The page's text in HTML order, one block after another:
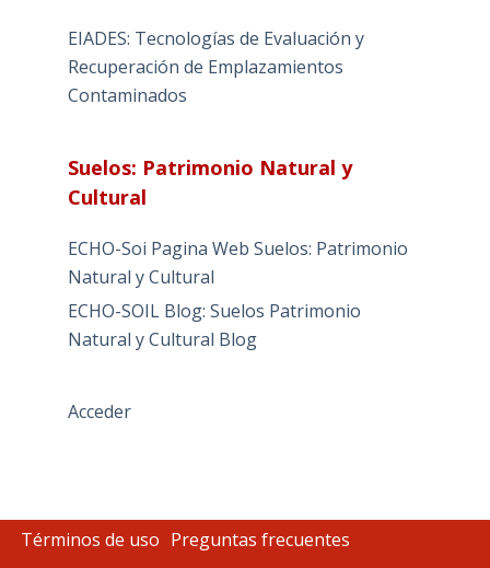
EIADES: Tecnologías de Evaluación y
Recuperación de Emplazamientos
Contaminados
Suelos: Patrimonio Natural y
Cultural
ECHO-Soi Pagina Web Suelos: Patrimonio
Natural y Cultural
ECHO-SOIL Blog: Suelos Patrimonio
Natural y Cultural Blog
Acceder
Términos de uso Preguntas frecuentes